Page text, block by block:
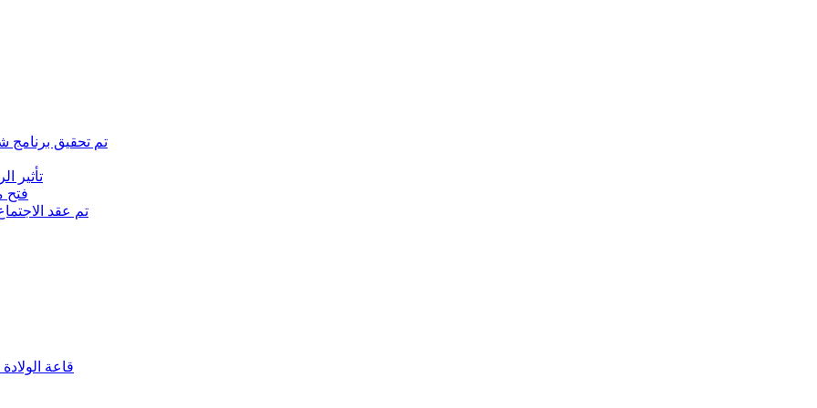
تم تحقيق برنامج
تأثير
(فتح متجر
تم عقد
(قاعة